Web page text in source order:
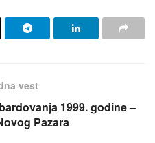
vest
1999. godine –
Pazara